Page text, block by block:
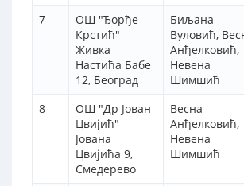
7
ОШ "Ђорђе
Крстић"
Живка
Настића Бабе
12, Београд
Биљана
Вуловић,
Анђелковић,
Невена
Шимшић
8
ОШ "Др Јован
Цвијић"
Јована
Цвијића 9,
Смедерево
Весна
Анђелковић,
Невена
Шимшић